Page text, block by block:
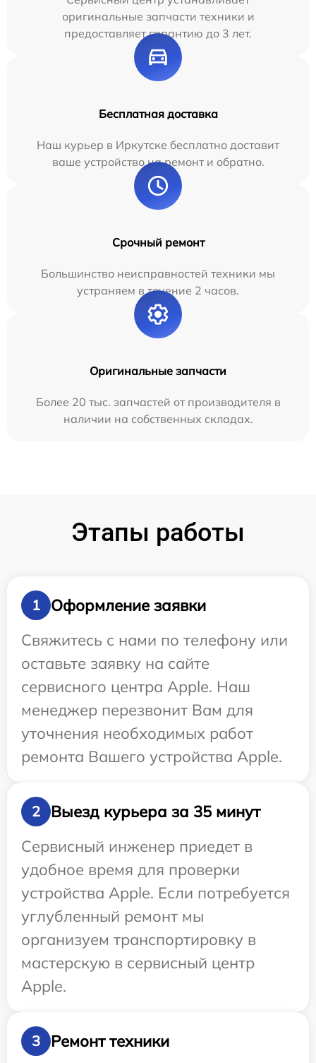
оригинальные запчасти техники и
предоставляет гарантию до 3 лет.
Бесплатная доставка
Наш курьер в Иркутске бесплатно доставит
ваше устройство на ремонт и обратно.
Срочный ремонт
Большинство неисправностей техники мы
устраняем в течение 2 часов.
Оригинальные запчасти
Более 20 тыс. запчастей от производителя в
наличии на собственных складах.
Этапы работы
1
Оформление заявки
Свяжитесь с нами по телефону или
оставьте заявку на сайте
сервисного центра Apple. Наш
менеджер перезвонит Вам для
уточнения необходимых работ
ремонта Вашего устройства Apple.
2
Выезд курьера за 35 минут
Сервисный инженер приедет в
удобное время для проверки
устройства Apple. Если потребуется
углубленный ремонт мы
организуем транспортировку в
мастерскую в сервисный центр
Apple.
3 Ремонт техники